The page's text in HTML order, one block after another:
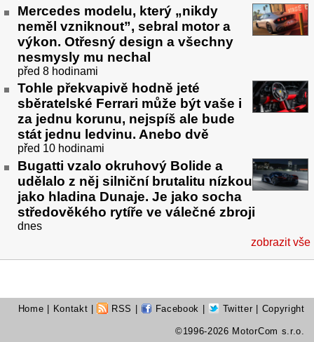
Mercedes modelu, který „nikdy
neměl vzniknout”, sebral motor a
výkon. Otřesný design a všechny
nesmysly mu nechal
před 8 hodinami
Tohle překvapivě hodně jeté
sběratelské Ferrari může být vaše i
za jednu korunu, nejspíš ale bude
stát jednu ledvinu. Anebo dvě
před 10 hodinami
Bugatti vzalo okruhový Bolide a
udělalo z něj silniční brutalitu nízkou
jako hladina Dunaje. Je jako socha
středověkého rytíře ve válečné zbroji
dnes
zobrazit vše
Home Kontakt RSS Facebook Twitter | Copyright
©1996-2026 MotorCom s.r.o.